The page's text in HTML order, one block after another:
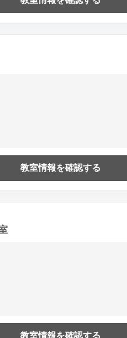
教室情報を確認する
教室情報を確認する